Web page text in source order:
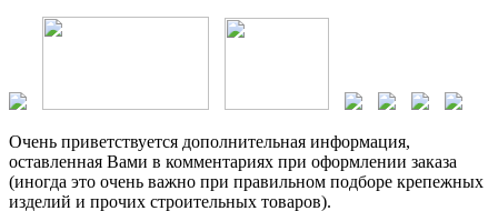
Очень приветствуется дополнительная информация,
оставленная Вами в комментариях при оформлении заказа
(иногда это очень важно при правильном подборе крепежных
изделий и прочих строительных товаров).